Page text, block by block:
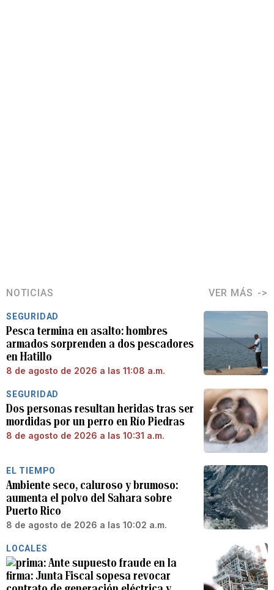
NOTICIAS VER MÁS
SEGURIDAD
Pesca termina en asalto: hombres
armados sorprenden a dos pescadores
en Hatillo
8 de agosto de 2026 a las 11:08 a.m.
SEGURIDAD
Dos personas resultan heridas tras ser
mordidas por un perro en Río Piedras
8 de agosto de 2026 a las 10:31 a.m.
EL TIEMPO
Ambiente seco, caluroso y brumoso:
aumenta el polvo del Sahara sobre
Puerto Rico
8 de agosto de 2026 a las 10:02 a.m.
LOCALES
Ante supuesto fraude en la
firma: Junta Fiscal sopesa revocar